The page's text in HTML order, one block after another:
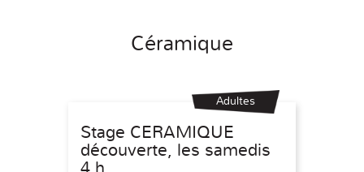
Céramique
Stage CERAMIQUE
découverte, les samedis
Adultes